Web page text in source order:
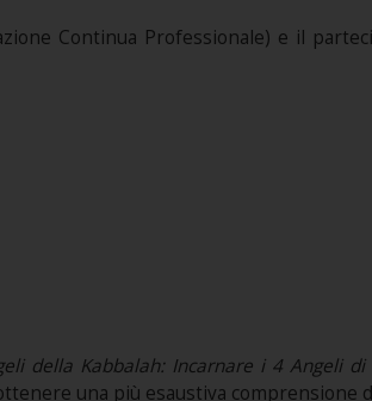
Continua Professionale) e il
della Kabbalah: Incarnare i 4 Angeli
una più esaustiva comprensione